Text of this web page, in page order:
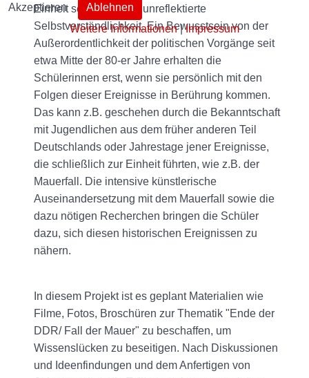
Einheit seit 1990 eine unreflektierte
Selbstverständlichkeit. Ein Bewusstsein von der
Außerordentlichkeit der politischen Vorgänge seit
etwa Mitte der 80-er Jahre erhalten die
Schülerinnen erst, wenn sie persönlich mit den
Folgen dieser Ereignisse in Berührung kommen.
Das kann z.B. geschehen durch die Bekanntschaft
mit Jugendlichen aus dem früher anderen Teil
Deutschlands oder Jahrestage jener Ereignisse,
die schließlich zur Einheit führten, wie z.B. der
Mauerfall. Die intensive künstlerische
Auseinandersetzung mit dem Mauerfall sowie die
dazu nötigen Recherchen bringen die Schüler
dazu, sich diesen historischen Ereignissen zu
nähern.
In diesem Projekt ist es geplant Materialien wie
Filme, Fotos, Broschüren zur Thematik "Ende der
DDR/ Fall der Mauer" zu beschaffen, um
Wissenslücken zu beseitigen. Nach Diskussionen
und Ideenfindungen und dem Anfertigen von
Akzeptieren
Ablehnen
Weitere Informationen|Impressum